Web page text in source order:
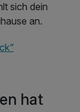
sich dein
an.
hat